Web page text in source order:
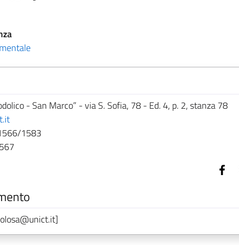
- San Marco” - via S. Sofia, 78 - Ed. 4, p. 2, stanza 78
1583